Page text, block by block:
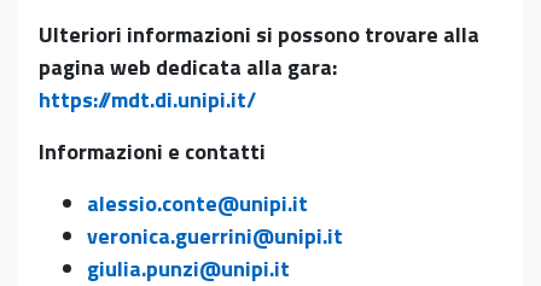
Ulteriori informazioni si possono trovare alla
pagina web dedicata alla gara:
https://mdt.di.unipi.it/
Informazioni e contatti
alessio.conte@unipi.it
veronica.guerrini@unipi.it
giulia.punzi@unipi.it